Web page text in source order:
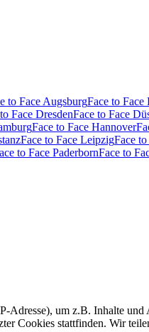
to Face AugsburgFace to Face
Face DresdenFace to Face
Face to Face Hannover
Face to Face LeipzigFace
to Face PaderbornFace to
Adresse), um z.B. Inhalte
Cookies stattfinden. Wir